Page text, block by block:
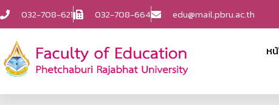
032-708-621 032-708-664 edu@mail.pbru.ac.th
ห